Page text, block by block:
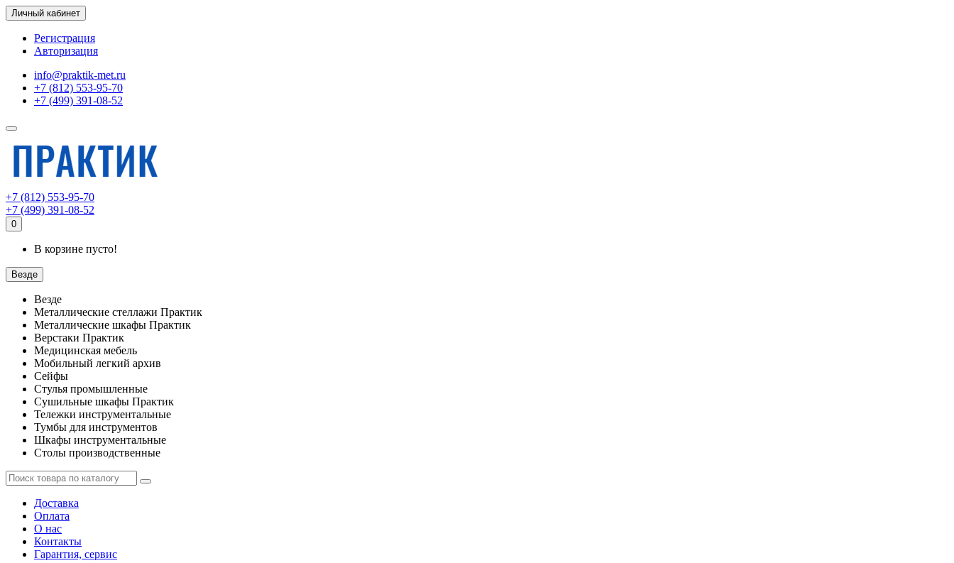
Личный кабинет
Регистрация
Авторизация
info@praktik-met.ru
+7 (812) 553-95-70
+7 (499) 391-08-52
+7 (812) 553-95-70
+7 (499) 391-08-52
0
В корзине пусто!
Везде
Везде
Металлические стеллажи Практик
Металлические шкафы Практик
Верстаки Практик
Медицинская мебель
Мобильный легкий архив
Сейфы
Стулья промышленные
Сушильные шкафы Практик
Тележки инструментальные
Тумбы для инструментов
Шкафы инструментальные
Столы производственные
Доставка
Оплата
О нас
Контакты
Гарантия, сервис